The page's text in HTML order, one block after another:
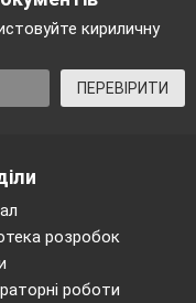
кириличну
ПЕРЕВІРИТИ
розробок
роботи